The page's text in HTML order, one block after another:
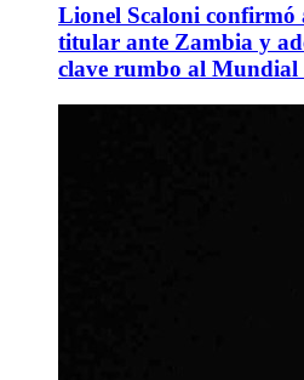
Lionel Scaloni confirmó
titular ante Zambia y
clave rumbo al Mundial